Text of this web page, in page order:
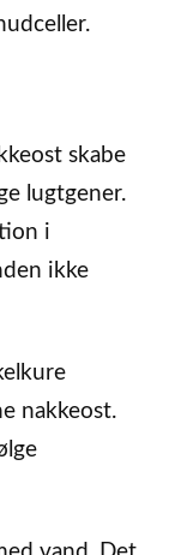
skabe
lugtgener.
i
ikke
nakkeost.